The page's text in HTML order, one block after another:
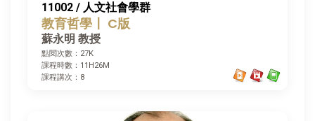
11002 / 人文社會學群
教育哲學〡 C版
蘇永明 教授
點閱次數：27K
課程時數：11H26M
課程講次：8